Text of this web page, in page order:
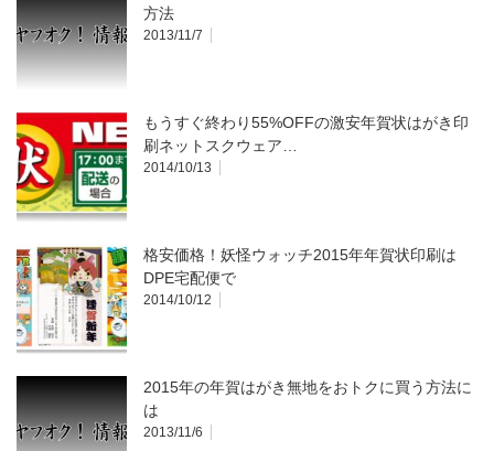
方法
2013/11/7
もうすぐ終わり55%OFFの激安年賀状はがき印
刷ネットスクウェア…
2014/10/13
格安価格！妖怪ウォッチ2015年年賀状印刷は
DPE宅配便で
2014/10/12
2015年の年賀はがき無地をおトクに買う方法に
は
2013/11/6